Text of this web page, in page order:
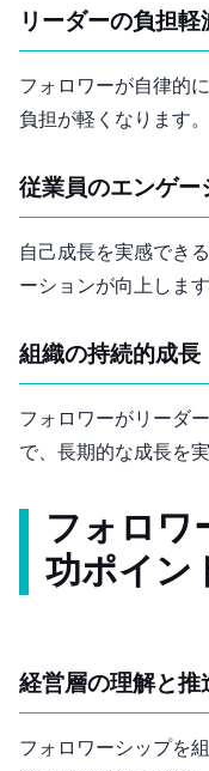
リーダーの負担軽
フォロワーが自律的
負担が軽くなります。
従業員のエンゲー
自己成長を実感でき
ーションが向上します
組織の持続的成長
フォロワーがリーダ
で、長期的な成長を
フォロワ
功ポイン
経営層の理解と推
フォロワーシップを